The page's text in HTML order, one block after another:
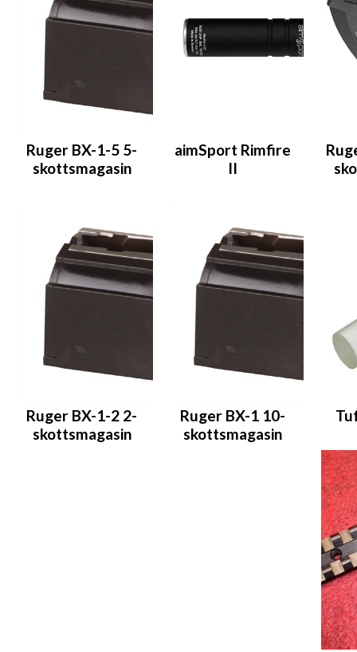
Ruger BX-1-5 5-
skottsmagasin
aimSport Rimfire
II
Ruger BX-1-2 2-
skottsmagasin
Ruger BX-1 10-
skottsmagasin